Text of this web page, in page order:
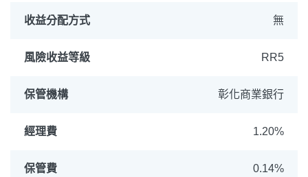
收益分配方式 無
風險收益等級 RR5
保管機構 彰化商業銀行
經理費 1.20%
保管費 0.14%